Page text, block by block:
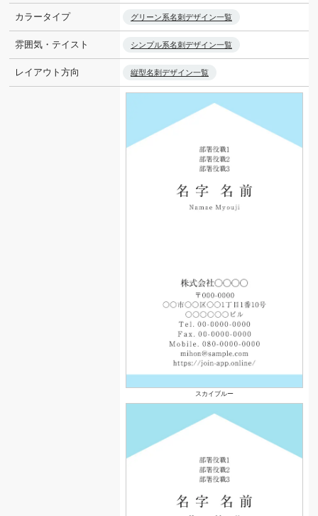
カラータイプ グリーン系名刺デザイン一覧
雰囲気・テイスト シンプル系名刺デザイン一覧
レイアウト方向 縦型名刺デザイン一覧
スカイブルー